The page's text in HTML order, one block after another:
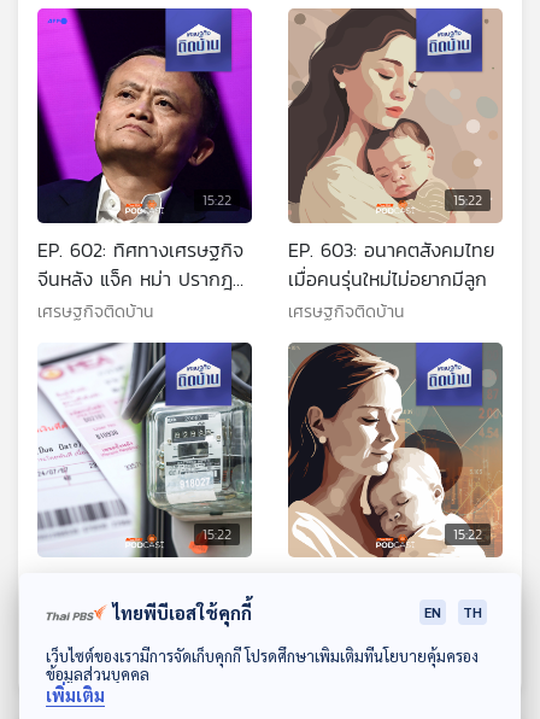
ดาวน์โหลด Thai PBS Podcast Application
15:22
EP. 602: ทิศทางเศรษฐกิจ
จีนหลัง แจ็ค หม่า ปรากฎ
ตัว
เศรษฐกิจติดบ้าน
15:22
EP. 603: อนาคตสังคมไทย
เมื่อคนรุ่นใหม่ไม่อยากมีลูก
เศรษฐกิจติดบ้าน
15:22
ประเทศไทยทำไมแพง
ปัญหาอยู่ตรงไหน
เศรษฐกิจติดบ้าน
15:22
เศรษฐกิจไทย เมื่อคนรุ่นใหม่
ไม่อยากมีลูก
เศรษฐกิจติดบ้าน
ไทยพีบีเอสใช้คุกกี้ EN TH
เว็บไซต์ของเรามีการจัดเก็บคุกกี้ โปรดศึกษาเพิ่มเติมที่นโยบายคุ้มครอง
ข้อมูลส่วนบุคคล
เพิ่มเติม